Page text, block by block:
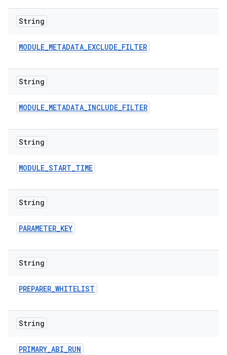
String
MODULE_METADATA_EXCLUDE_FILTER
String
MODULE_METADATA_INCLUDE_FILTER
String
MODULE_START_TIME
String
PARAMETER_KEY
String
PREPARER_WHITELIST
String
PRIMARY_ABI_RUN